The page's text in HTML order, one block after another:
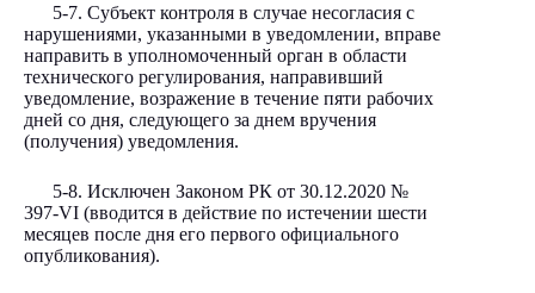
5-7. Субъект контроля в случае несогласия с
нарушениями, указанными в уведомлении, вправе
направить в уполномоченный орган в области
технического регулирования, направивший
уведомление, возражение в течение пяти рабочих
дней со дня, следующего за днем вручения
(получения) уведомления.
5-8. Исключен Законом РК от 30.12.2020 №
397-VI (вводится в действие по истечении шести
месяцев после дня его первого официального
опубликования).